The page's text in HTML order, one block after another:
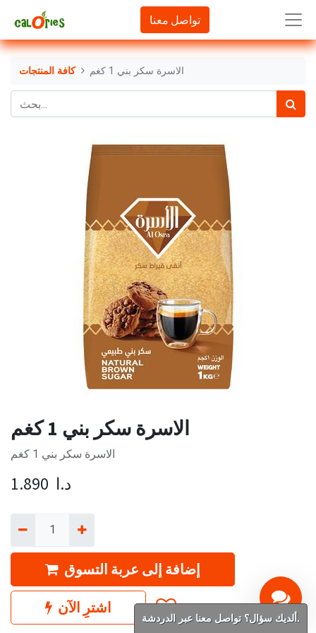
تواصل معنا
كافة المنتجات الاسرة سكر بني 1 كغم
الاسرة سكر بني 1 كغم
الاسرة سكر بني 1 كغم
1.890 د.ا
إضافة إلى عربة التسوق
اشترِ الآن
ألديك سؤال؟ تواصل معنا عبر الدردشة.